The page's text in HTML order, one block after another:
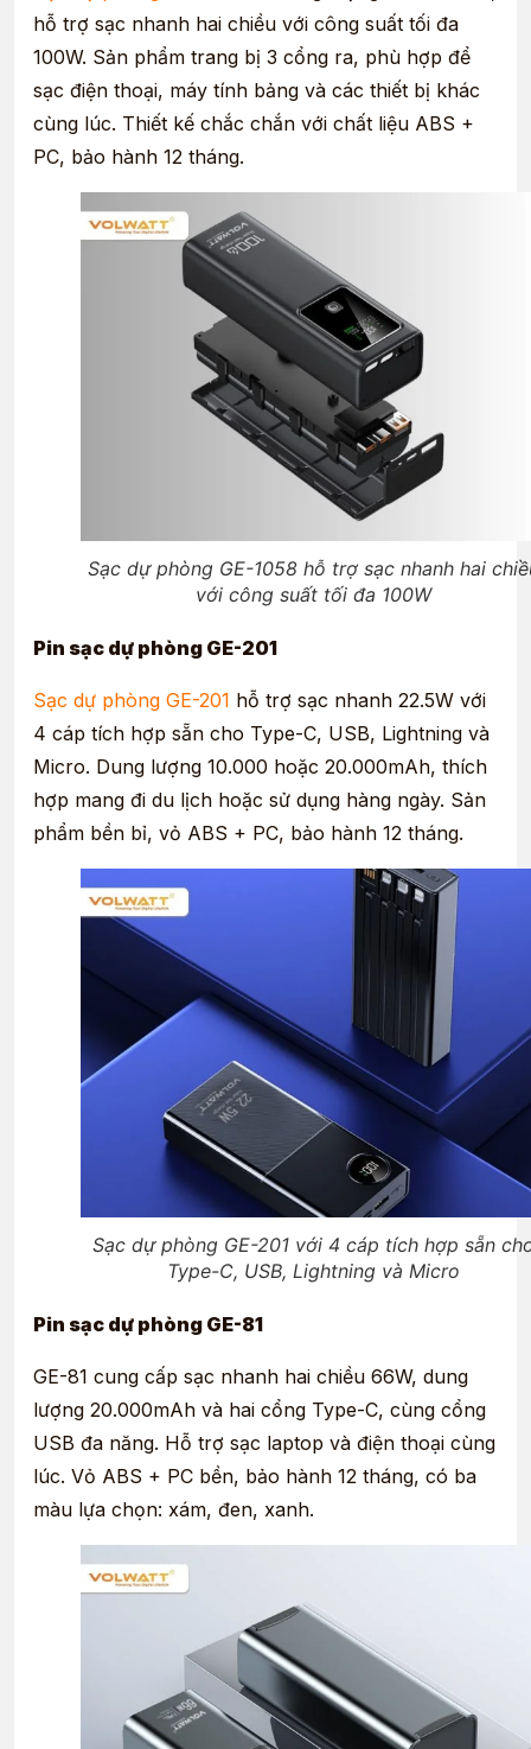
hỗ trợ sạc nhanh hai chiều với công suất tối đa
100W. Sản phẩm trang bị 3 cổng ra, phù hợp để
sạc điện thoại, máy tính bảng và các thiết bị khác
cùng lúc. Thiết kế chắc chắn với chất liệu ABS +
PC, bảo hành 12 tháng.
Sạc dự phòng GE-1058 hỗ trợ sạc nhanh hai
với công suất tối đa 100W
Pin sạc dự phòng GE-201
Sạc dự phòng GE-201 hỗ trợ sạc nhanh 22.5W với
4 cáp tích hợp sẵn cho Type-C, USB, Lightning và
Micro. Dung lượng 10.000 hoặc 20.000mAh, thích
hợp mang đi du lịch hoặc sử dụng hàng ngày. Sản
phẩm bền bỉ, vỏ ABS + PC, bảo hành 12 tháng.
Sạc dự phòng GE-201 với 4 cáp tích hợp sẵn
Type-C, USB, Lightning và Micro
Pin sạc dự phòng GE-81
GE-81 cung cấp sạc nhanh hai chiều 66W, dung
lượng 20.000mAh và hai cổng Type-C, cùng cổng
USB đa năng. Hỗ trợ sạc laptop và điện thoại cùng
lúc. Vỏ ABS + PC bền, bảo hành 12 tháng, có ba
màu lựa chọn: xám, đen, xanh.